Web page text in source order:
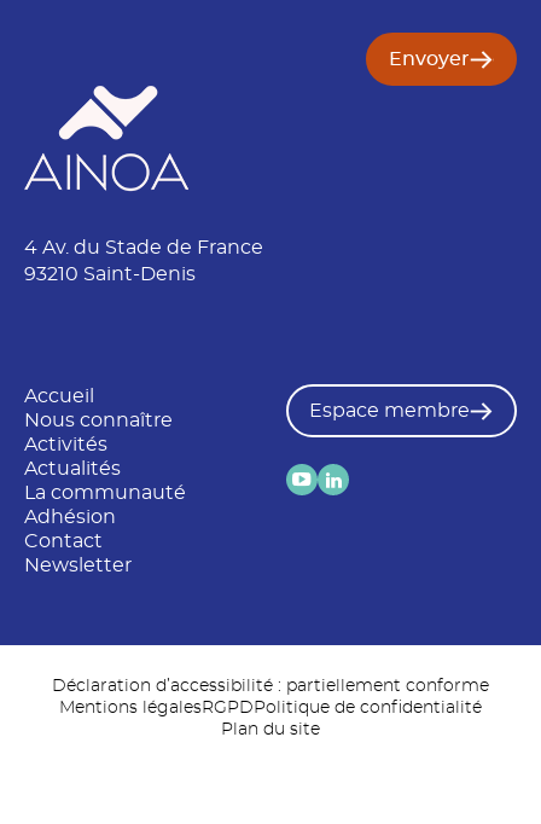
Envoyer
4 Av. du Stade de France
93210 Saint-Denis
Accueil
Nous connaître
Activités
Actualités
La communauté
Adhésion
Contact
Newsletter
Espace membre
Déclaration d’accessibilité : partiellement conforme
Mentions légalesRGPD Politique de confidentialité
Plan du site